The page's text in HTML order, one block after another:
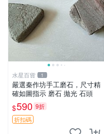
水星百貨 1
嚴選秦作坊手工磨石，尺寸精
確如圖指示 磨石 拋光 石頭
$590 9折
折扣碼